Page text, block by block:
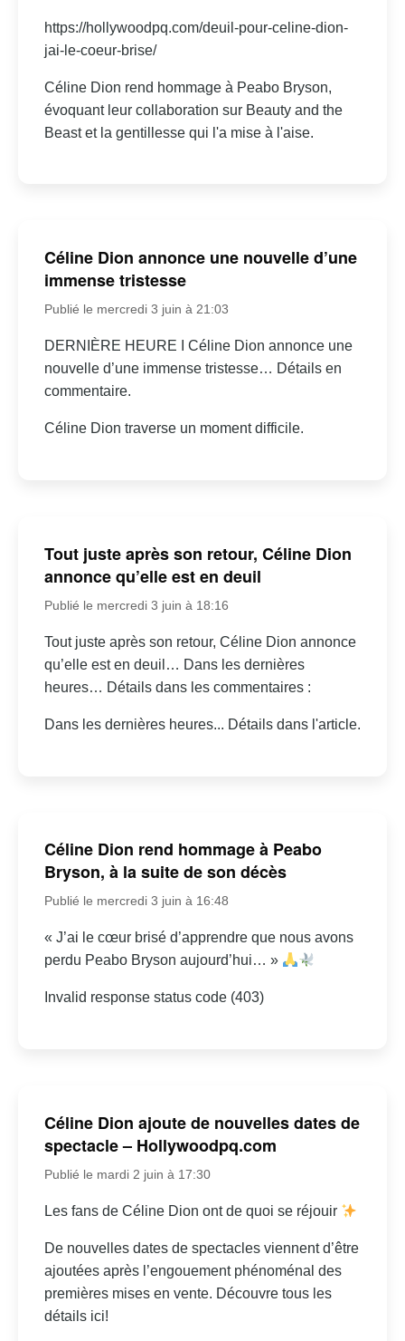
https://hollywoodpq.com/deuil-pour-celine-dion-
jai-le-coeur-brise/
Céline Dion rend hommage à Peabo Bryson,
évoquant leur collaboration sur Beauty and the
Beast et la gentillesse qui l'a mise à l'aise.
Céline Dion annonce une nouvelle d’une
immense tristesse
Publié le mercredi 3 juin à 21:03
DERNIÈRE HEURE I Céline Dion annonce une
nouvelle d’une immense tristesse… Détails en
commentaire.
Céline Dion traverse un moment difficile.
Tout juste après son retour, Céline Dion
annonce qu’elle est en deuil
Publié le mercredi 3 juin à 18:16
Tout juste après son retour, Céline Dion annonce
qu’elle est en deuil… Dans les dernières
heures… Détails dans les commentaires :
Dans les dernières heures... Détails dans l'article.
Céline Dion rend hommage à Peabo
Bryson, à la suite de son décès
Publié le mercredi 3 juin à 16:48
« J’ai le cœur brisé d’apprendre que nous avons
perdu Peabo Bryson aujourd’hui… »
Invalid response status code (403)
Céline Dion ajoute de nouvelles dates de
spectacle – Hollywoodpq.com
Publié le mardi 2 juin à 17:30
Les fans de Céline Dion ont de quoi se réjouir
De nouvelles dates de spectacles viennent d’être
ajoutées après l’engouement phénoménal des
premières mises en vente. Découvre tous les
détails ici!